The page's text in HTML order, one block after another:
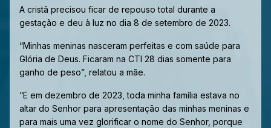
A cristã precisou ficar de repouso total durante a
gestação e deu à luz no dia 8 de setembro de 2023.
“Minhas meninas nasceram perfeitas e com saúde para
Glória de Deus. Ficaram na CTI 28 dias somente para
ganho de peso”, relatou a mãe.
“E em dezembro de 2023, toda minha família estava no
altar do Senhor para apresentação das minhas meninas e
para mais uma vez glorificar o nome do Senhor, porque